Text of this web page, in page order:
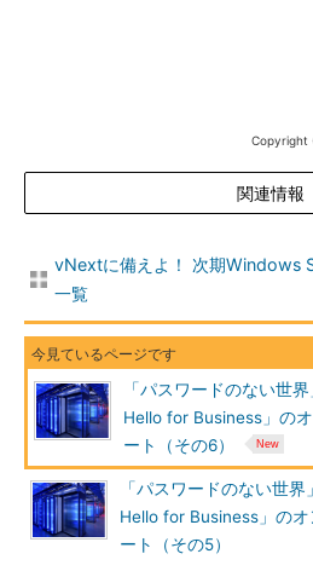
これから企業のクライアントPCを
新規導入するなら、Windows Hello
デルを検討するべきかもしれません
Hello for Business以外にも、
リティ機能にとって重要です。
筆者紹介
山市 良（やまいち りょう）
岩手県花巻市在住。Microsoft MVP
Management（Oct 2008 - Sep 2016
企業のシステム管理者を経て、フリ
に。マイクロソフト製品、テクノロ
Copyright
関連情報
vNextに備えよ！ 次期Windows
一覧
「パスワードのない世
Hello for Business」の
ート（その6）
「パスワードのない世
Hello for Business」の
ート（その5）